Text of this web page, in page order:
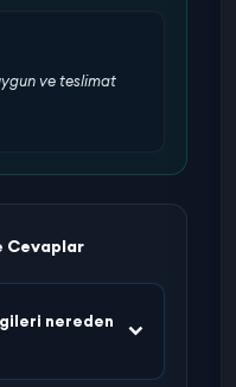
ve teslimat
Cevaplar
nereden